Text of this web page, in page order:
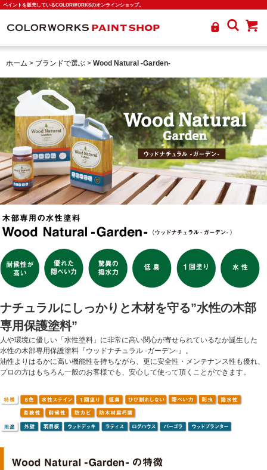
ペイントを販売しているCOLORWORKSのオンラインショップ。
ホーム > ブランドで選ぶ > Wood Natural -Garden-
ナチュラルにしっかりと木材を守る”水性の木部
専用保護塗料”
人や環境に優しい「水性塗料」に非常に高い関心が寄せられているなか誕生した
水性の木部専用保護塗料『ウッドナチュラル -ガーデン-』。
油性よりはるかに高い機能性を持ちながら、更に安全性・メンテナンス性も優れ、
プロの方はもちろん一般のお客様でも、安心して使って頂くことができます。